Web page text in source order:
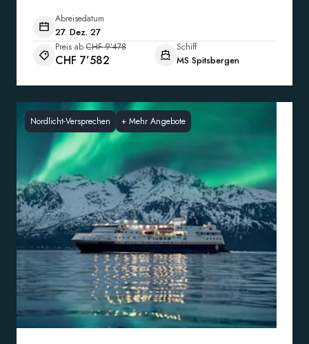
Abreisedatum
27. Dez. 27
Preis ab CHF 9’478
CHF 7’582
Schiff
MS Spitsbergen
Nordlicht-Versprechen + Mehr Angebote